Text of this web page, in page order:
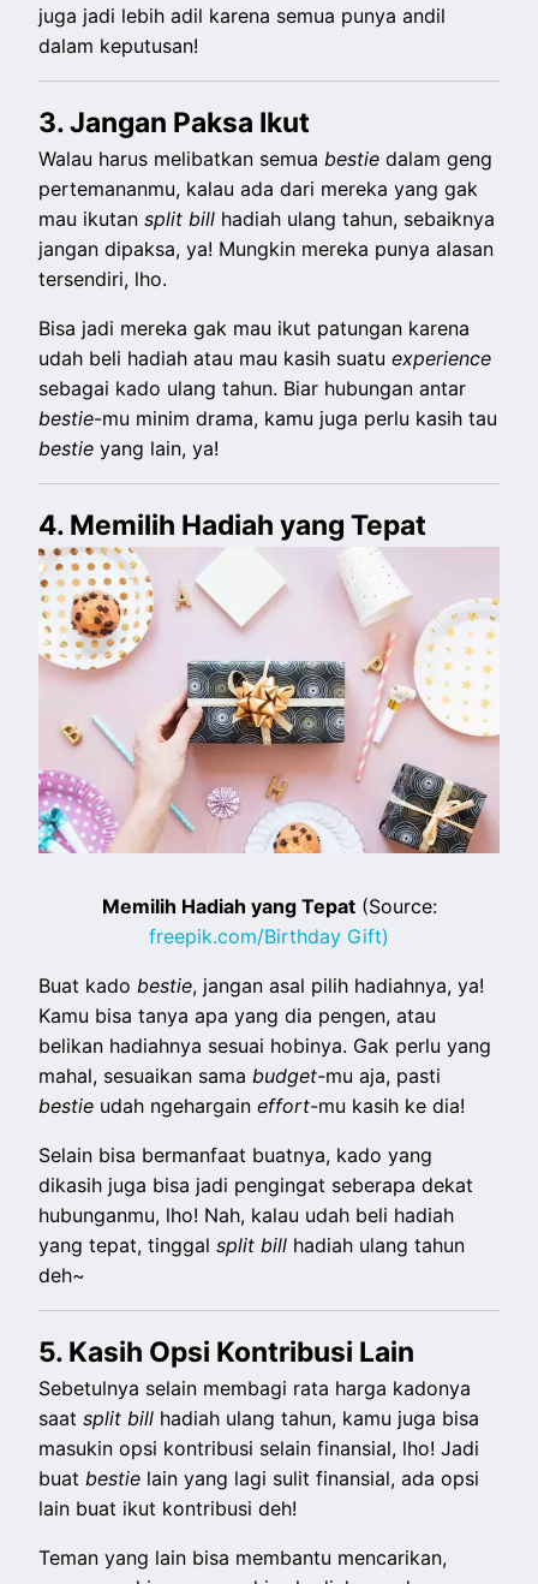
juga jadi lebih adil karena semua punya andil
dalam keputusan!
3. Jangan Paksa Ikut
Walau harus melibatkan semuabestie dalam geng
pertemananmu, kalau ada dari mereka yang gak
mau ikutansplit bill hadiah ulang tahun, sebaiknya
jangan dipaksa, ya! Mungkin mereka punya alasan
tersendiri, lho.
Bisa jadi mereka gak mau ikut patungan karena
udah beli hadiah atau mau kasih suatuexperience
sebagai kado ulang tahun. Biar hubungan antar
bestie-mu minim drama, kamu juga perlu kasih tau
bestie yang lain, ya!
4. Memilih Hadiah yang Tepat
Memilih Hadiah yang Tepat(Source:
freepik.com/Birthday Gift)
Buat kadobestie, jangan asal pilih hadiahnya, ya!
Kamu bisa tanya apa yang dia pengen, atau
belikan hadiahnya sesuai hobinya. Gak perlu yang
mahal, sesuaikan samabudget-mu aja, pasti
bestie udah ngehargaineffort-mu kasih ke dia!
Selain bisa bermanfaat buatnya, kado yang
dikasih juga bisa jadi pengingat seberapa dekat
hubunganmu, lho! Nah, kalau udah beli hadiah
yang tepat, tinggalsplit bill hadiah ulang tahun
deh~
5.⁠ ⁠Kasih Opsi Kontribusi Lain
Sebetulnya selain membagi rata harga kadonya
saatsplit bill hadiah ulang tahun, kamu juga bisa
masukin opsi kontribusi selain finansial, lho! Jadi
buatbestie lain yang lagi sulit finansial, ada opsi
lain buat ikut kontribusi deh!
Teman yang lain bisa membantu mencarikan,